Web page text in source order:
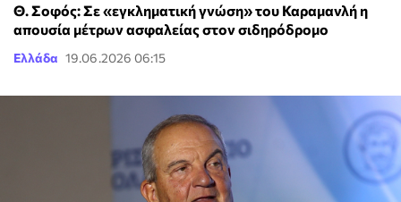
Θ. Σοφός: Σε «εγκληματική γνώση» του Καραμανλή η
απουσία μέτρων ασφαλείας στον σιδηρόδρομο
Ελλάδα 19.06.2026 06:15